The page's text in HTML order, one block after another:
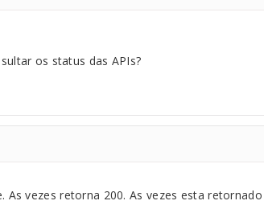
os status das APIs?
As vezes retorna 200. As vezes esta